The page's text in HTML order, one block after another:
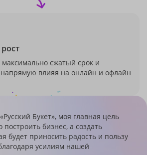
максимально сжатый срок и
напрямую влияя на онлайн и офлайн
Букет», моя главная цель
бизнес, а создать
будет приносить радость и пользу
усилиям нашей